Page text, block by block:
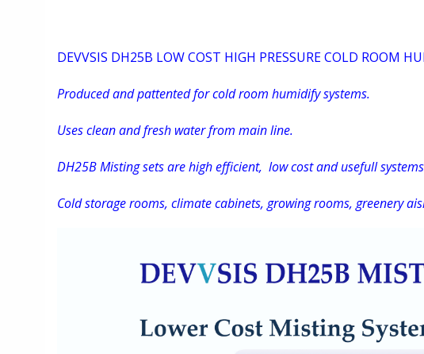
DEVVSIS DH25B LOW COST HIGH PRESSURE COLD ROOM
Produced and pattented for cold room humidify systems.
Uses clean and fresh water from main line.
DH25B Misting sets are high efficient, low cost and usefull
Cold storage rooms, climate cabinets, growing rooms, greenery